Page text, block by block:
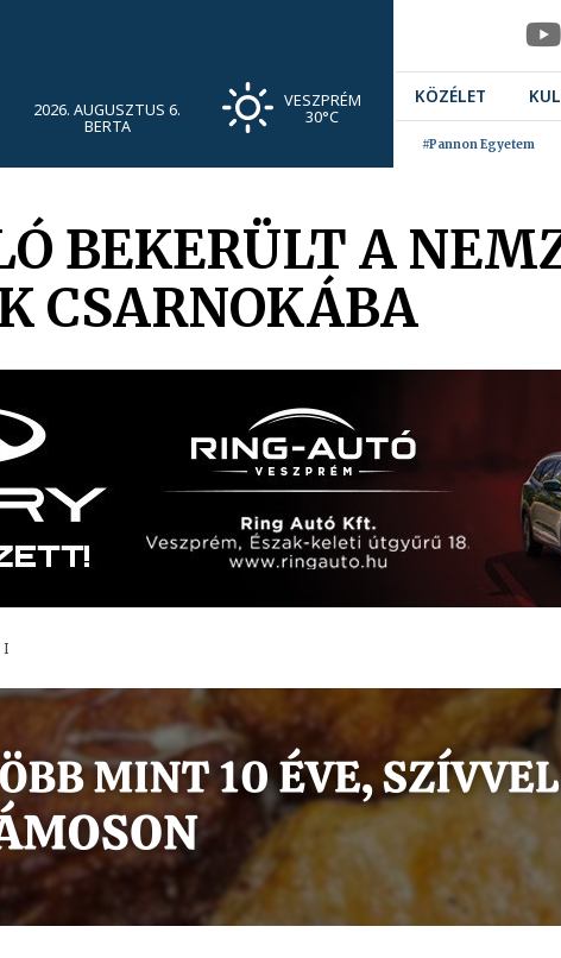
2026. AUGUSZTUS 6.
BERTA
VESZPRÉM
30°C
KÖZÉLET
#Pannon Egyetem
BEKERÜLT A
CSARNOKÁBA